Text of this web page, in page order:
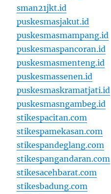
sman21jkt.id
puskesmasjakut.id
puskesmasmampang.id
puskesmaspancoran.id
puskesmasmenteng.id
puskesmassenen.id
puskesmaskramatjati.id
puskesmasngambeg.id
stikespacitan.com
stikespamekasan.com
stikespandeglang.com
stikespangandaran.com
stikesacehbarat.com
stikesbadung.com